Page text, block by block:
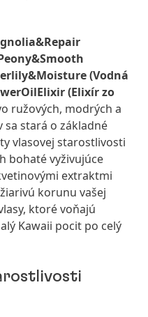
(Vodná
(Elixír zo
ružových, modrých a
sa stará o základné
vlasovej starostlivosti
bohaté vyživujúce
extraktmi
korunu vašej
ktoré voňajú
Kawaii pocit po celý